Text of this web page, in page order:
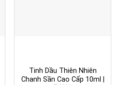
Tinh Dầu Thiên Nhiên
Chanh Sần Cao Cấp 10ml |